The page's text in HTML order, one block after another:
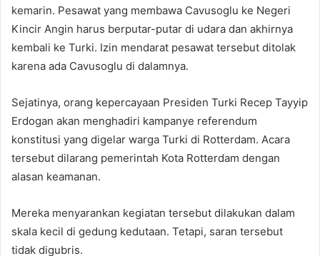
kemarin. Pesawat yang membawa Cavusoglu ke Negeri
Kincir Angin harus berputar-putar di udara dan akhirnya
kembali ke Turki. Izin mendarat pesawat tersebut ditolak
karena ada Cavusoglu di dalamnya.
Sejatinya, orang kepercayaan Presiden Turki Recep Tayyip
Erdogan akan menghadiri kampanye referendum
konstitusi yang digelar warga Turki di Rotterdam. Acara
tersebut dilarang pemerintah Kota Rotterdam dengan
alasan keamanan.
Mereka menyarankan kegiatan tersebut dilakukan dalam
skala kecil di gedung kedutaan. Tetapi, saran tersebut
tidak digubris.